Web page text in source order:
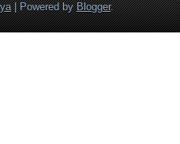
| Powered byBlogger.